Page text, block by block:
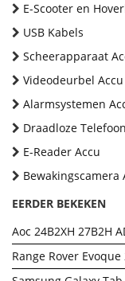
E-Scooter en
USB Kabels
Scheerapparaat
Videodeurbel Accu
Alarmsystemen
Draadloze
E-Reader Accu
Bewakingscamera
EERDER BEKEKEN
Aoc 24B2XH 27B2H
Range Rover